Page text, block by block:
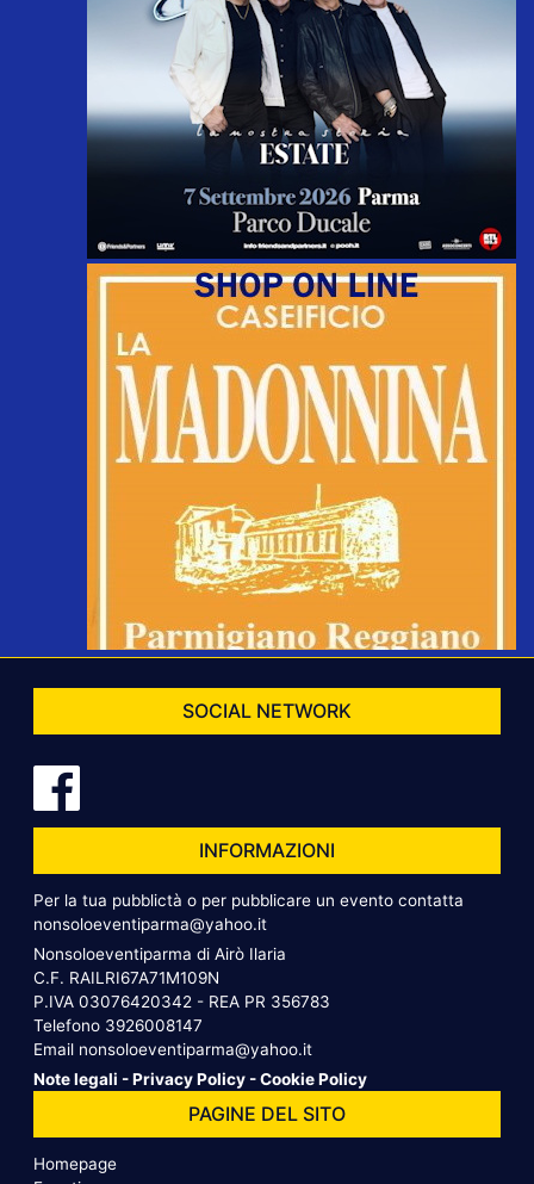
SOCIAL NETWORK
INFORMAZIONI
Per la tua pubblictà o per pubblicare un evento contatta
nonsoloeventiparma@yahoo.it
Nonsoloeventiparma di Airò Ilaria
C.F. RAILRI67A71M109N
P.IVA 03076420342 - REA PR 356783
Telefono 3926008147
Email nonsoloeventiparma@yahoo.it
Note legali -Privacy Policy -Cookie Policy
PAGINE DEL SITO
Homepage